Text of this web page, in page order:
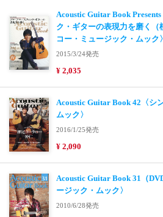
Acoustic Guitar Book
ク・ギターの表現力を磨く（
コー・ミュージック・ムック〉
2015/3/24発売
¥ 2,035
Acoustic Guitar Book 42〈シ
ムック〉
2016/1/25発売
¥ 2,090
Acoustic Guitar Book 31（
ージック・ムック〉
2010/6/28発売